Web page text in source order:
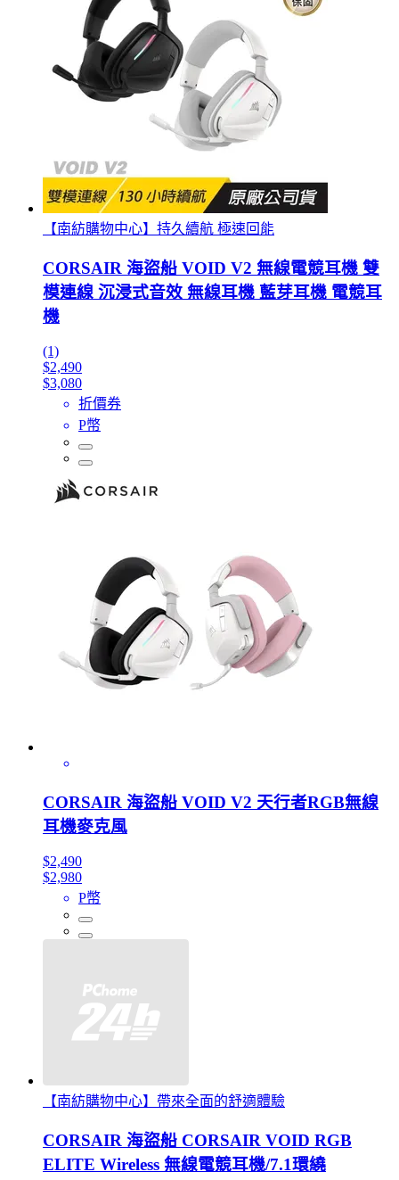
【南紡購物中心】持久續航 極速回能
CORSAIR 海盜船 VOID V2 無線電競耳機 雙
模連線 沉浸式音效 無線耳機 藍芽耳機 電競耳
機
(1)
$2,490
$3,080
折價券
P幣
CORSAIR 海盜船 VOID V2 天行者RGB無線
耳機麥克風
$2,490
$2,980
P幣
【南紡購物中心】帶來全面的舒適體驗
CORSAIR 海盜船 CORSAIR VOID RGB
ELITE Wireless 無線電競耳機/7.1環繞